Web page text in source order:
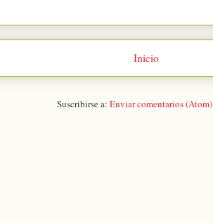
Inicio
Suscribirse a: Enviar comentarios (Atom)